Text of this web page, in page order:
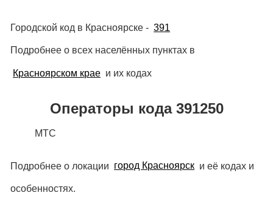
Городской код в Красноярске - 391
Подробнее о всех населённых пунктах в
Красноярском крае и их кодах
Операторы кода 391250
МТС
Подробнее о локации город Красноярск и её кодах и
особенностях.